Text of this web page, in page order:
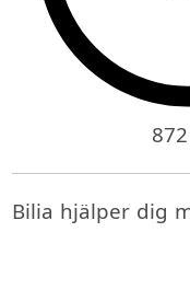
Bilia hjälper dig